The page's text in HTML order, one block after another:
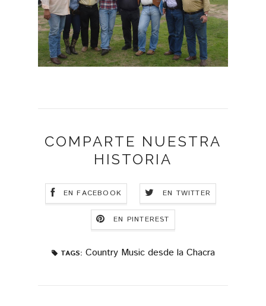
COMPARTE NUESTRA
HISTORIA
EN FACEBOOK EN TWITTER
EN PINTEREST
TAGS: Country Music desde la Chacra